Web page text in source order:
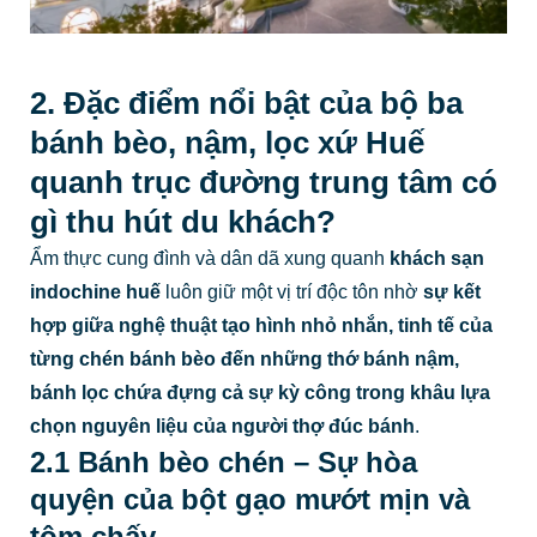
2. Đặc điểm nổi bật của bộ ba
bánh bèo, nậm, lọc xứ Huế
quanh trục đường trung tâm có
gì thu hút du khách?
Ẩm thực cung đình và dân dã xung quanh khách sạn
indochine huếluôn giữ một vị trí độc tôn nhờ sự kết
hợp giữa nghệ thuật tạo hình nhỏ nhắn, tinh tế của
từng chén bánh bèo đến những thớ bánh nậm,
bánh lọc chứa đựng cả sự kỳ công trong khâu lựa
chọn nguyên liệu của người thợ đúc bánh.
2.1 Bánh bèo chén – Sự hòa
quyện của bột gạo mướt mịn và